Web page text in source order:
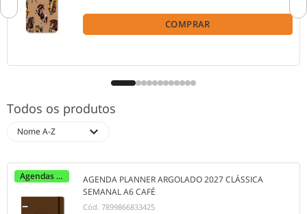
COMPRAR
Todos os produtos
Nome A-Z expand_more
Agendas 2027
AGENDA PLANNER ARGOLADO 2027 CLÁSSICA
SEMANAL A6 CAFÉ
Cód. 7899866833425